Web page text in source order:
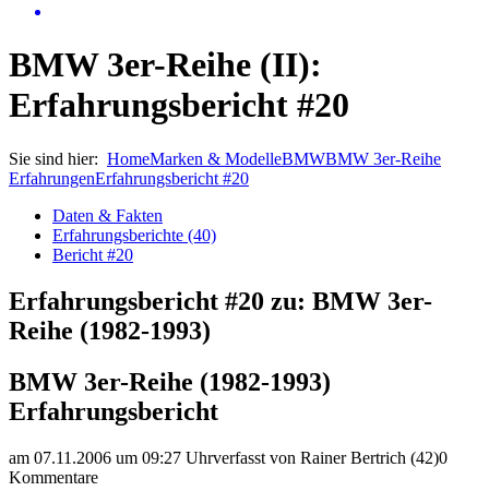
BMW 3er-Reihe (II):
Erfahrungsbericht #20
Sie sind hier: HomeMarken & ModelleBMWBMW 3er-Reihe
ErfahrungenErfahrungsbericht #20
Daten & Fakten
Erfahrungsberichte (40)
Bericht #20
Erfahrungsbericht #20 zu: BMW 3er-
Reihe (1982-1993)
BMW 3er-Reihe (1982-1993)
Erfahrungsbericht
am 07.11.2006 um 09:27 Uhrverfasst von Rainer Bertrich (42)0
Kommentare